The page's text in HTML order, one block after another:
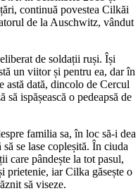
continuă povestea Cilkăi
de la Auschwitz, vândut
de soldații ruși. Își
un viitor și pentru ea, dar în
astă dată, dincolo de Cercul
ispășească o pedeapsă de
familia sa, în loc să-i dea
se lase copleșită. În ciuda
care pândește la tot pasul,
prietenie, iar Cilka găsește o
să viseze.